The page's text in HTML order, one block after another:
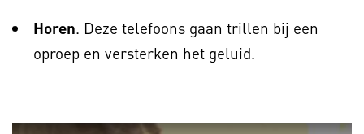
Horen. Deze telefoons gaan trillen bij een
oproep en versterken het geluid.